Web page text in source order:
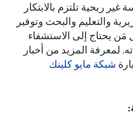
ربحية تلتزم بالابتكار
والتعليم والبحث وتوفير
مَن يحتاج إلى الاستشفاء
لمعرفة المزيد من أخبار
شبكة مايو كلينك